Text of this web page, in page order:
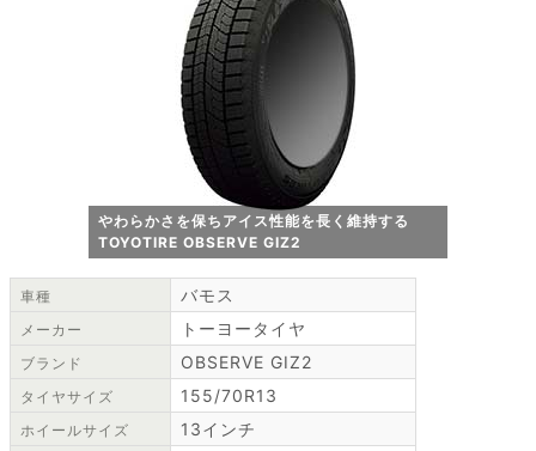
やわらかさを保ちアイス性能を長く維持する
TOYOTIRE OBSERVE GIZ2
車種 バモス
メーカー トーヨータイヤ
ブランド OBSERVE GIZ2
タイヤサイズ 155/70R13
ホイールサイズ 13インチ